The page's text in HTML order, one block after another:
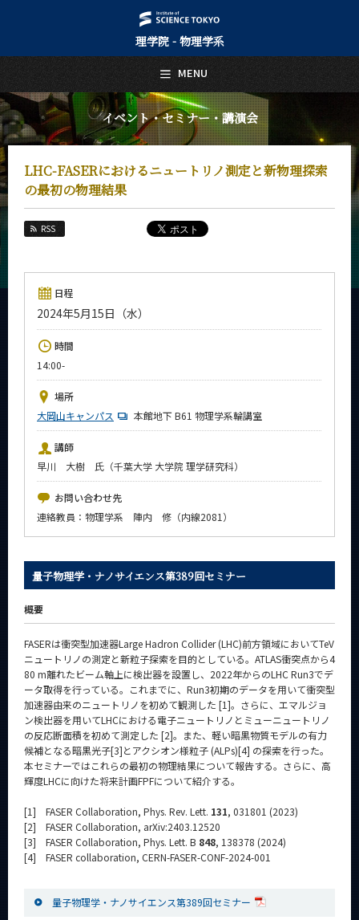
理学院 - 物理学系
イベント・セミナー・講演会
LHC-FASERにおけるニュートリノ測定と新物理探索
の最初の物理結果
RSS
日程
2024年5月15日（水）
時間
14:00-
場所
大岡山キャンパス
本館地下 B61 物理学系輪講室
講師
早川 大樹 氏（千葉大学 大学院 理学研究科）
お問い合わせ先
連絡教員：物理学系 陣内 修（内線2081）
量子物理学・ナノサイエンス第389回セミナー
概要
FASERは衝突型加速器Large Hadron Collider (LHC)前方領域においてTeV
ニュートリノの測定と新粒子探索を目的としている。ATLAS衝突点から4
80 m離れたビーム軸上に検出器を設置し、2022年からのLHC Run3でデ
ータ取得を行っている。これまでに、Run3初期のデータを用いて衝突型
加速器由来のニュートリノを初めて観測した [1]。さらに、エマルジョ
ン検出器を用いてLHCにおける電子ニュートリノとミューニュートリノ
の反応断面積を初めて測定した [2]。また、軽い暗黒物質モデルの有力
候補となる暗黒光子[3]とアクシオン様粒子 (ALPs)[4] の探索を行った。
本セミナーではこれらの最初の物理結果について報告する。さらに、高
輝度LHCに向けた将来計画FPFについて紹介する。
[1] FASER Collaboration, Phys. Rev. Lett. 131, 031801 (2023)
[2] FASER Collaboration, arXiv:2403.12520
[3] FASER Collaboration, Phys. Lett. B 848, 138378 (2024)
[4] FASER collaboration, CERN-FASER-CONF-2024-001
量子物理学・ナノサイエンス第389回セミナー
MENU
日本語 English
トップページ
Top Page
物理学系について
About Us
教育
Education
教員・研究室
Faculty and Laboratories
未来
入学案内
News
イベントカレンダー
Event Calendar
今後のイベント
今後の課程別イベント
年別アーカイブ
サイト構成
CLOSE